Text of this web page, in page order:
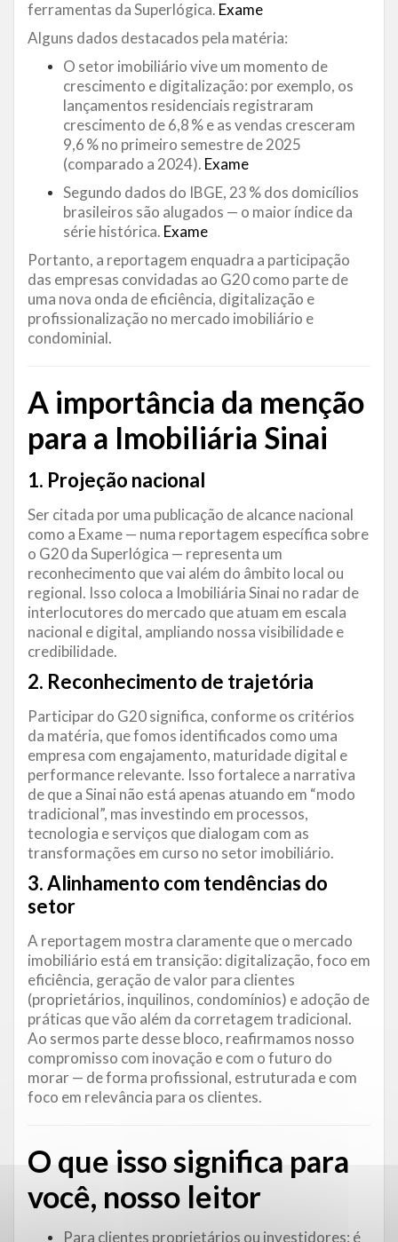
ferramentas da Superlógica. Exame
Alguns dados destacados pela matéria:
O setor imobiliário vive um momento de
crescimento e digitalização: por exemplo, os
lançamentos residenciais registraram
crescimento de 6,8 % e as vendas cresceram
9,6 % no primeiro semestre de 2025
(comparado a 2024). Exame
Segundo dados do IBGE, 23 % dos domicílios
brasileiros são alugados — o maior índice da
série histórica. Exame
Portanto, a reportagem enquadra a participação
das empresas convidadas ao G20 como parte de
uma nova onda de eficiência, digitalização e
profissionalização no mercado imobiliário e
condominial.
A importância da menção
para a Imobiliária Sinai
1. Projeção nacional
Ser citada por uma publicação de alcance nacional
como a Exame — numa reportagem específica sobre
o G20 da Superlógica — representa um
reconhecimento que vai além do âmbito local ou
regional. Isso coloca a Imobiliária Sinai no radar de
interlocutores do mercado que atuam em escala
nacional e digital, ampliando nossa visibilidade e
credibilidade.
2. Reconhecimento de trajetória
Participar do G20 significa, conforme os critérios
da matéria, que fomos identificados como uma
empresa com engajamento, maturidade digital e
performance relevante. Isso fortalece a narrativa
de que a Sinai não está apenas atuando em “modo
tradicional”, mas investindo em processos,
tecnologia e serviços que dialogam com as
transformações em curso no setor imobiliário.
3. Alinhamento com tendências do
setor
A reportagem mostra claramente que o mercado
imobiliário está em transição: digitalização, foco em
eficiência, geração de valor para clientes
(proprietários, inquilinos, condomínios) e adoção de
práticas que vão além da corretagem tradicional.
Ao sermos parte desse bloco, reafirmamos nosso
compromisso com inovação e com o futuro do
morar — de forma profissional, estruturada e com
foco em relevância para os clientes.
O que isso significa para
você, nosso leitor
Para clientes proprietários ou investidores: é